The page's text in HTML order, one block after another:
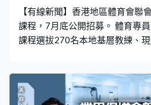
【有線新聞】香港地區體育會聯
課程，7月底公開招募。 體育專
課程選拔270名本地基層教練、
及接受進一步精英培訓。活動涵
齡介乎18至45歲，持有效體育總